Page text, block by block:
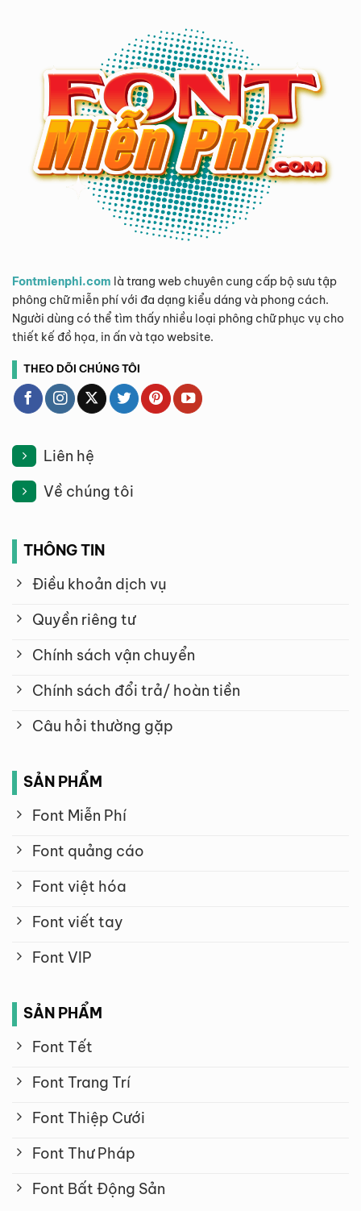
Fontmienphi.com là trang web chuyên cung cấp bộ sưu tập
phông chữ miễn phí với đa dạng kiểu dáng và phong cách.
Người dùng có thể tìm thấy nhiều loại phông chữ phục vụ cho
thiết kế đồ họa, in ấn và tạo website.
THEO DÕI CHÚNG TÔI
Liên hệ
Về chúng tôi
THÔNG TIN
Điều khoản dịch vụ
Quyền riêng tư
Chính sách vận chuyển
Chính sách đổi trả/ hoàn tiền
Câu hỏi thường gặp
SẢN PHẨM
Font Miễn Phí
Font quảng cáo
Font việt hóa
Font viết tay
Font VIP
SẢN PHẨM
Font Tết
Font Trang Trí
Font Thiệp Cưới
Font Thư Pháp
Font Bất Động Sản